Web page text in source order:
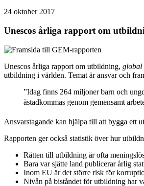
24 oktober 2017
Unescos årliga rapport om
Unescos årliga rapport om utbildning, global
utbildning i världen. Temat är ansvar och
”Idag finns 264 miljoner barn och
åstadkommas genom gemensamt
Ansvarstagande kan hjälpa till att bygga ett
Rapporten ger också statistik över hur
Rätten till utbildning är ofta
Bara var sjätte land publicerar årlig
Inom EU är det större risk för
Nivån på biståndet för utbildning har